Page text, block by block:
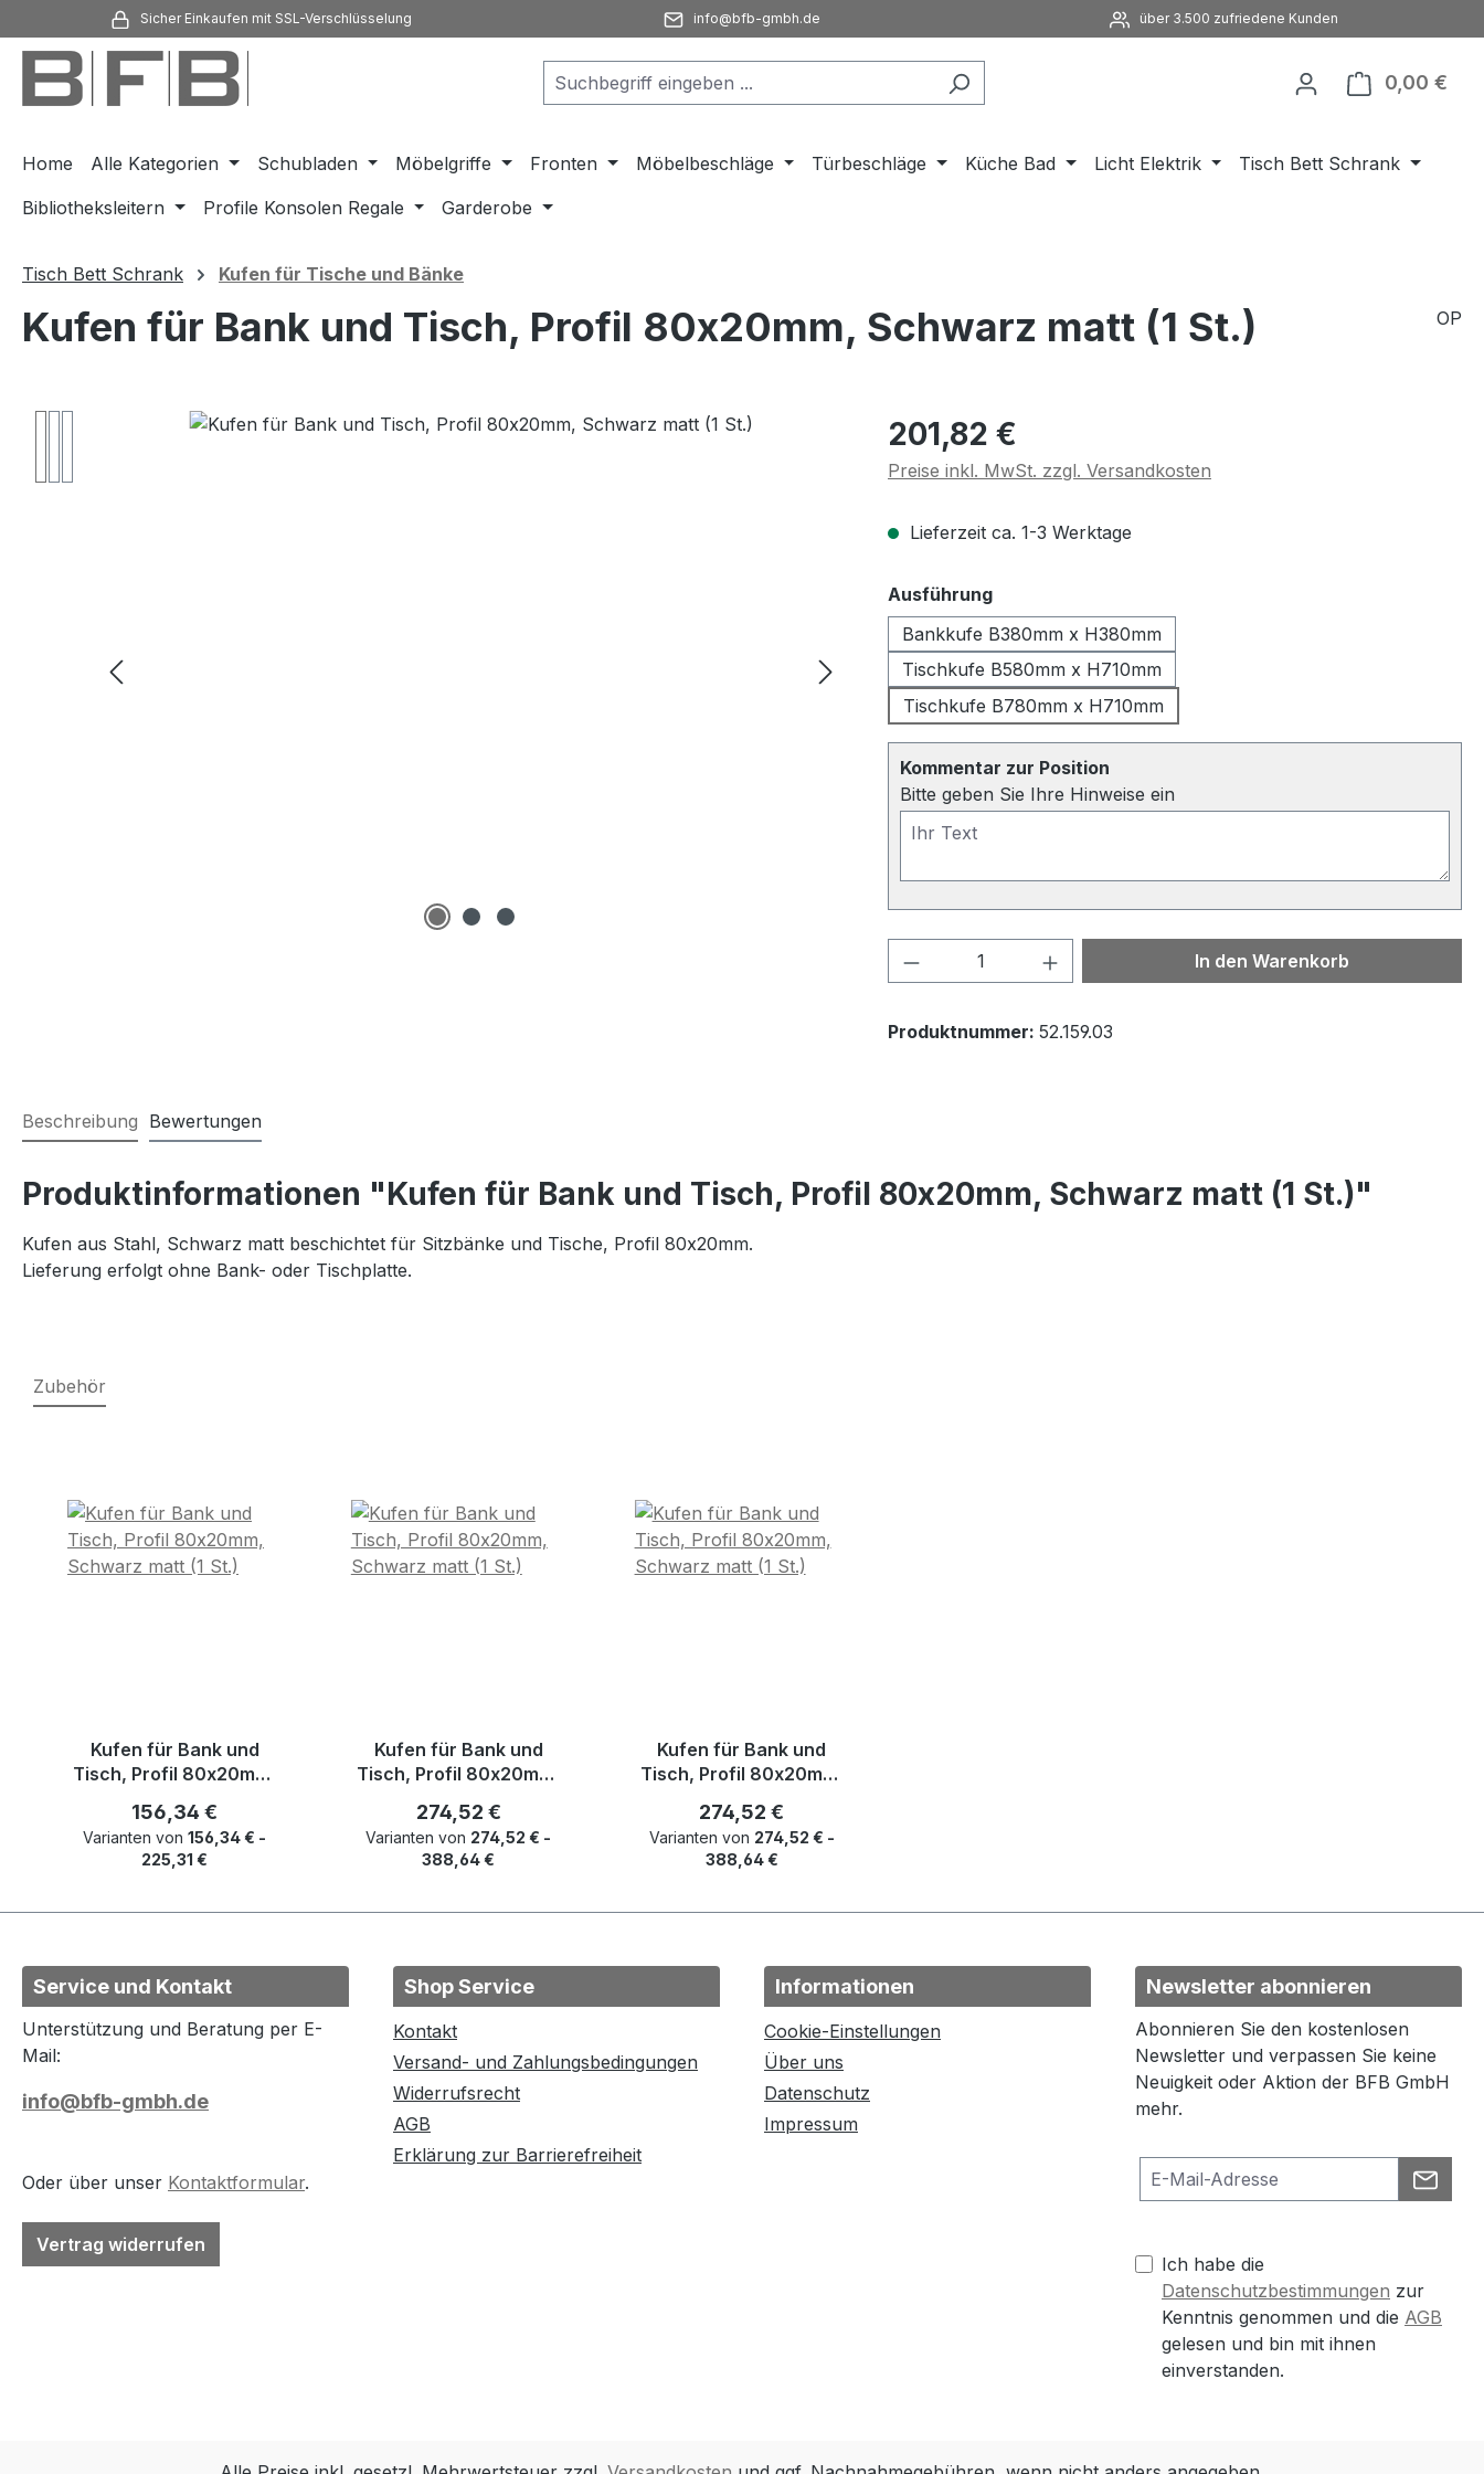
Hauptinhalt springen
Zur Suche springen
Zur Hauptnavigation springen
Sicher Einkaufen mit SSL-Verschlüsselung info@bfb-gmbh.de über 3.500 zufriedene Kunden
0,00 €
Home Alle Kategorien Schubladen Möbelgriffe Fronten Möbelbeschläge Türbeschläge Küche Bad Licht Elektrik
Tisch Bett Schrank
Bibliotheksleitern
Profile Konsolen Regale Garderobe
Tisch Bett Schrank Kufen für Tische und Bänke
Kufen für Bank und Tisch, Profil 80x20mm, Schwarz matt (1 St.) OP
Regulärer Preis:
201,82 €
Preise inkl. MwSt. zzgl. Versandkosten
Lieferzeit ca. 1-3 Werktage
Ausführungauswählen
Bankkufe B380mm x H380mm
Tischkufe B580mm x H710mm
Tischkufe B780mm x H710mm
Kommentar zur Position
Bitte geben Sie Ihre Hinweise ein
Produkt Anzahl: Gib den gewünschten Wert
In den Warenkorb
Produktnummer: 52.159.03
Beschreibung Bewertungen
Produktinformationen "Kufen für Bank und Tisch, Profil 80x20mm, Schwarz matt (1 St.)"
Kufen aus Stahl, Schwarz matt beschichtet für Sitzbänke und Tische, Profil 80x20mm.
Lieferung erfolgt ohne Bank- oder Tischplatte.
Zubehör
Kufen für Bank und
Tisch, Profil 80x20mm,
Regulärer Preis:
156,34 €
Varianten von156,34 € -
225,31 €
Kufen für Bank und
Tisch, Profil 80x20mm,
Regulärer Preis:
274,52 €
Varianten von 274,52 € -
388,64 €
Kufen für Bank und
Tisch, Profil 80x20mm,
Regulärer Preis:
274,52 €
Varianten von 274,52 € -
388,64 €
Service und Kontakt
Unterstützung und Beratung per E-
Mail:
info@bfb-gmbh.de
Oder über unser Kontaktformular.
Vertrag widerrufen
Shop Service
Kontakt
Versand- und Zahlungsbedingungen
Widerrufsrecht
AGB
Erklärung zur Barrierefreiheit
Informationen
Cookie-Einstellungen
Über uns
Datenschutz
Impressum
Newsletter abonnieren
Abonnieren Sie den kostenlosen
Newsletter und verpassen Sie keine
Neuigkeit oder Aktion der BFB GmbH
mehr.
Ich habe die
Datenschutzbestimmungen zur
Kenntnis genommen und die AGB
gelesen und bin mit ihnen
einverstanden.